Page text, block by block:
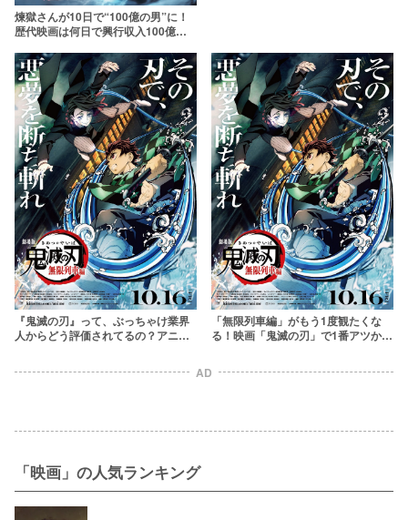
煉獄さんが10日で“100億の男”に！
歴代映画は何日で興行収入100億を
ット】
『鬼滅の刃』って、ぶっちゃけ業界
人からどう評価されてるの？アニメ/
「無限列車編」がもう1度観たくな
る！映画「鬼滅の刃」で1番アツかっ
AD
「映画」の人気ランキング